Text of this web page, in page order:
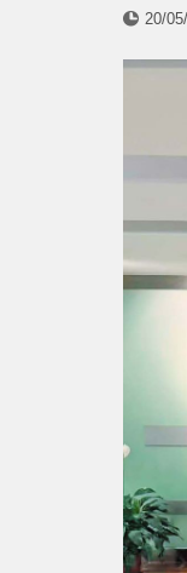
20/